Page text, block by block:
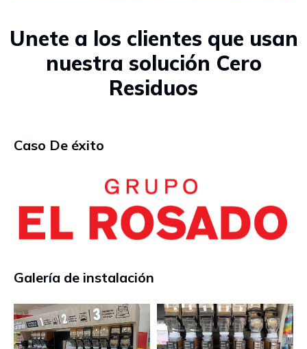
Unete a los clientes que usan
nuestra solución Cero
Residuos
Caso De éxito
Galería de instalación